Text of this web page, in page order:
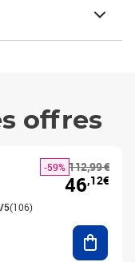
offres
5(106)
112,99 €
-59%
46,12€